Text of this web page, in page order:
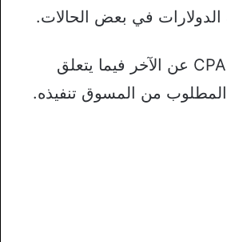
في بعض الحالات.
يختلف كل عرض CPA عن الآخر فيما يتعلق
المطلوب من المسوق تنفيذه.